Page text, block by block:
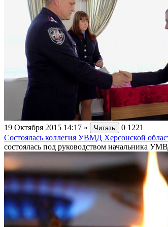
19 Октября 2015 14:17 » Читать 0 1221
Состоялась коллегия УВМД Херсонской
состоялась под руководством начальника